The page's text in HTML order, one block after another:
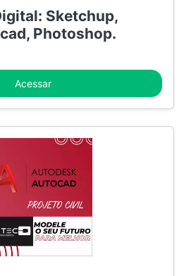
Sketchup,
Photoshop.
Acessar